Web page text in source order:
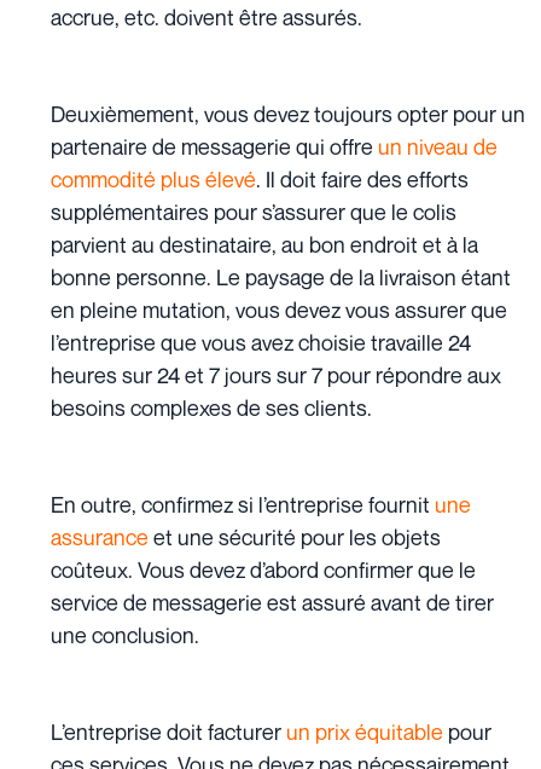
accrue, etc. doivent être assurés.
Deuxièmement, vous devez toujours opter pour un
partenaire de messagerie qui offre un niveau de
commodité plus élevé. Il doit faire des efforts
supplémentaires pour s’assurer que le colis
parvient au destinataire, au bon endroit et à la
bonne personne. Le paysage de la livraison étant
en pleine mutation, vous devez vous assurer que
l’entreprise que vous avez choisie travaille 24
heures sur 24 et 7 jours sur 7 pour répondre aux
besoins complexes de ses clients.
En outre, confirmez si l’entreprise fournit une
assurance et une sécurité pour les objets
coûteux. Vous devez d’abord confirmer que le
service de messagerie est assuré avant de tirer
une conclusion.
L’entreprise doit facturer un prix équitable pour